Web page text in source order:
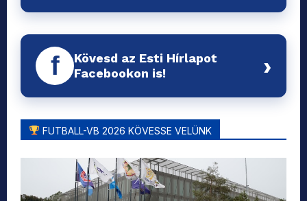
f
Kövesd az Esti Hírlapot
Facebookon is!
›
FUTBALL-VB 2026 KÖVESSE VELÜNK